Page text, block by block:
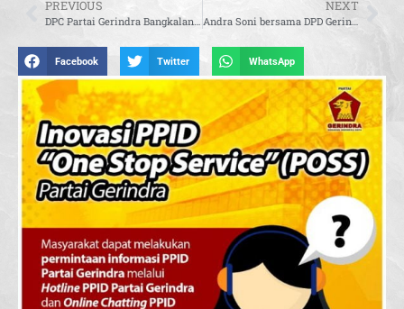
PREVIOUS
DPC Partai Gerindra Bangkalan Rayakan HUT ke-17 dengan Doa Bersama dan Santunan Anak Yatim
NEXT
Andra Soni bersama DPD Gerindra Banten Gelar Program Makan Siang Gratis
Facebook Twitter WhatsApp